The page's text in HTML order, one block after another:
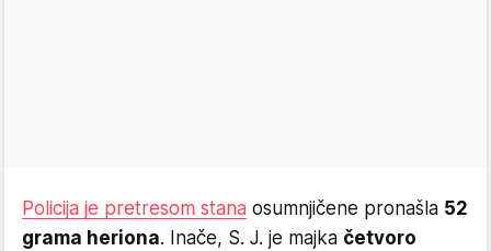
Policija je pretresom stana osumnjičene pronašla 52
grama heriona. Inače, S. J. je majka četvoro